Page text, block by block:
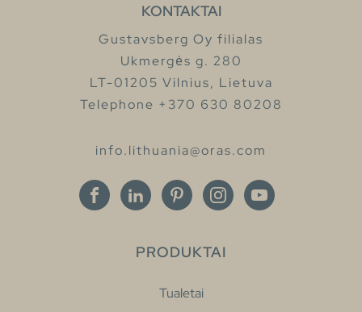
KONTAKTAI
Gustavsberg Oy filialas
Ukmergės g. 280
LT-01205 Vilnius, Lietuva
Telephone +370 630 80208
info.lithuania@oras.com
PRODUKTAI
Tualetai